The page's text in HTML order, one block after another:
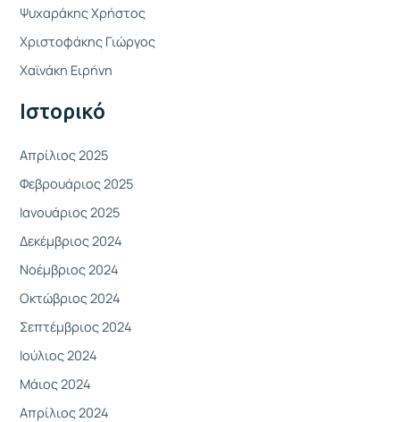
η
σ
η
ι
Ψυχαράκης Χρήστος
Χριστοφάκης Γιώργος
Χαϊνάκη Ειρήνη
Ιστορικό
Απρίλιος 2025
Φεβρουάριος 2025
Ιανουάριος 2025
Δεκέμβριος 2024
Νοέμβριος 2024
Οκτώβριος 2024
Σεπτέμβριος 2024
Ιούλιος 2024
Μάιος 2024
Απρίλιος 2024